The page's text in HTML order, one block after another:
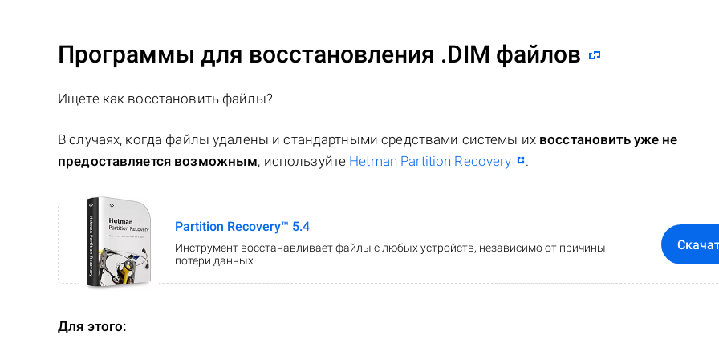
Программы для восстановления .DIM файлов
Ищете как восстановить файлы?
В случаях, когда файлы удалены и стандартными средствами системы их восстановить уже не
предоставляется возможным, используйте Hetman Partition Recovery .
Partition Recovery™ 5.4
Инструмент восстанавливает файлы с любых устройств, независимо от причины
потери данных.
Для этого: